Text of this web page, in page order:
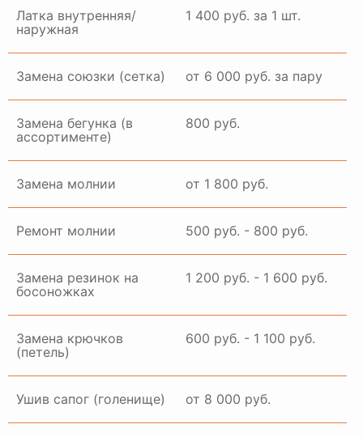
Латка внутренняя/
наружная
1 400 руб. за 1 шт.
Замена союзки (сетка) от 6 000 руб. за пару
Замена бегунка (в
ассортименте)
800 руб.
Замена молнии от 1 800 руб.
Ремонт молнии 500 руб. - 800 руб.
Замена резинок на
босоножках
1 200 руб. - 1 600 руб.
Замена крючков
(петель)
600 руб. - 1 100 руб.
Ушив сапог (голенище) от 8 000 руб.